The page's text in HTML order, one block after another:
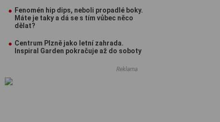
Fenomén hip dips, neboli propadlé boky.
Máte je taky a dá se s tím vůbec něco
dělat?
Centrum Plzně jako letní zahrada.
Inspiral Garden pokračuje až do soboty
Reklama